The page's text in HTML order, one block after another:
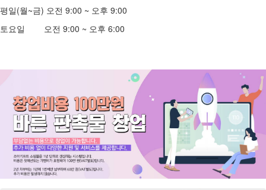
평일(월~금) 오전 9:00 ~ 오후 9:00
토요일 오전 9:00 ~ 오후 6:00